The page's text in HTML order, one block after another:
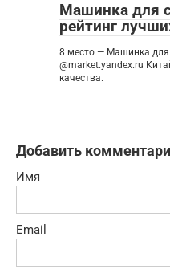
Машинка для
рейтинг
8 место — Машинка для
@market.yandex.ru
качества.
Добавить
Имя
Email